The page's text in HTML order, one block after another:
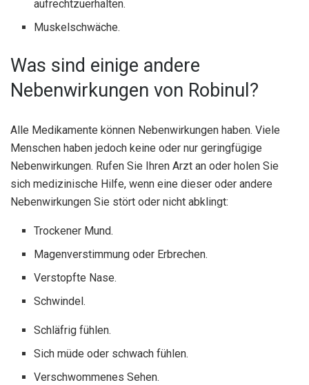
aufrechtzuerhalten.
Muskelschwäche.
Was sind einige andere
Nebenwirkungen von Robinul?
Alle Medikamente können Nebenwirkungen haben. Viele
Menschen haben jedoch keine oder nur geringfügige
Nebenwirkungen. Rufen Sie Ihren Arzt an oder holen Sie
sich medizinische Hilfe, wenn eine dieser oder andere
Nebenwirkungen Sie stört oder nicht abklingt:
Trockener Mund.
Magenverstimmung oder Erbrechen.
Verstopfte Nase.
Schwindel.
Schläfrig fühlen.
Sich müde oder schwach fühlen.
Verschwommenes Sehen.